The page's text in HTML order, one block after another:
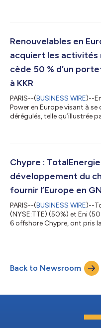
juillet 2026 : Jour de la
nombre de titres) Prix
Renouvelables en
acquiert les activités
cède 50 % d’un
à KKR
PARIS--(BUSINESS WIRE)--
Power en Europe visant à
dérégulés, telle qu’illustrée
(Paris:TTE) (LSE:TTE)
renouvelable de 4 GW
solaires et...
Chypre :
développement du
fournir l’Europe en
PARIS--(BUSINESS WIRE)--
(NYSE:TTE) (50%) et Eni
6 offshore Chypre, ont pris
côtes chypriotes, Cronos
puits sous-marins. Le gaz
Back to Newsroom